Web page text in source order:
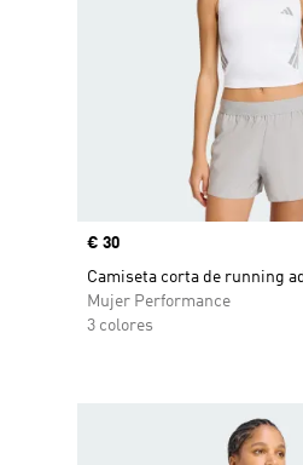
Precio
€ 30
Camiseta corta de running
Mujer Performance
3 colores